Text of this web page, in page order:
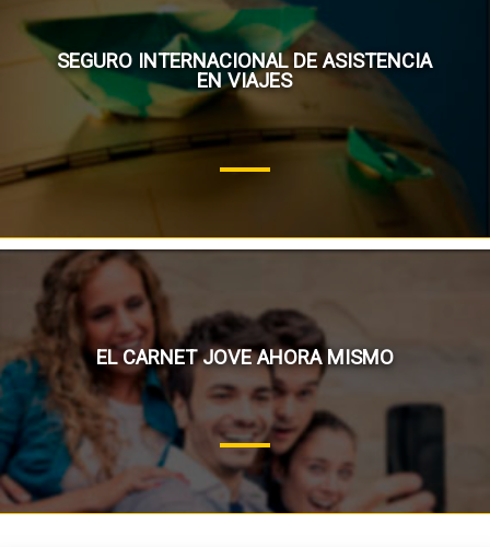
SEGURO INTERNACIONAL DE ASISTENCIA
EN VIAJES
EL CARNET JOVE AHORA MISMO